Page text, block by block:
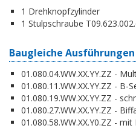
1 Drehknopfzylinder
1 Stulpschraube
Baugleiche Ausführungen
01.080.04.WW.XX.YY.ZZ -
01.080.11.WW.XX.YY.ZZ - B-
01.080.19.WW.XX.YY.ZZ -
01.080.27.WW.XX.YY.ZZ -
01.080.58.WW.XX.Y0.ZZ -